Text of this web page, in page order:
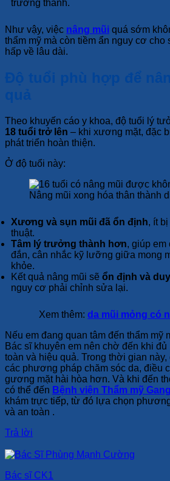
trưởng thành.
Như vậy, việc nâng mũi quá sớm
thẩm mỹ mà còn tiềm ẩn nguy cơ
hấp về lâu dài.
Độ tuổi phù hợp để
quả
Theo khuyến cáo y khoa, độ tuổi lý
18 tuổi trở lên – khi xương mặt, đặc
phát triển hoàn thiện.
Ở độ tuổi này:
Nâng mũi xong hóa thân thành
Xương và sụn mũi đã ổn định, ít
thuật.
Tâm lý trưởng thành hơn, giúp em
đắn, cân nhắc kỹ lưỡng giữa mong
khỏe.
Kết quả nâng mũi sẽ ổn định và
nguy cơ phải chỉnh sửa lại.
Xem thêm: da mũi mỏng có
Nếu em đang quan tâm đến thẩm mỹ
Bác sĩ khuyên em nên chờ đến khi
toàn và hiệu quả. Trong thời gian này,
các phương pháp chăm sóc da, điều
gương mặt hài hòa hơn. Và khi đến
có thể đến Bệnh viện Thẩm mỹ
khám trực tiếp, từ đó lựa chọn
và an toàn .
Trả lời
Bác sĩ CK1